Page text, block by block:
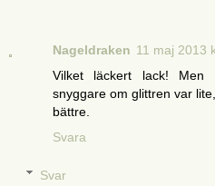
Nageldraken 11 maj 2013
Vilket läckert lack! Men
snyggare om glittren var
bättre.
Svara
Svar